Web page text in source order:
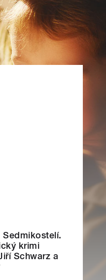
Sedmikostelí.
krimi
Schwarz a